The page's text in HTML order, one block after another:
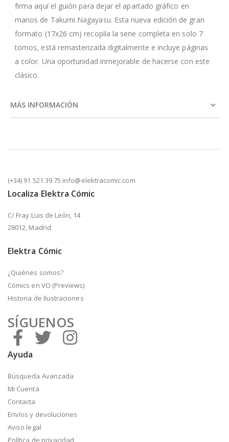
firma aquí el guión para dejar el apartado gráfico en
manos de Takumi Nagayasu. Esta nueva edición de gran
formato (17x26 cm) recopila la serie completa en solo 7
tomos, está remasterizada digitalmente e incluye páginas
a color. Una oportunidad inmejorable de hacerse con este
clásico.
MÁS INFORMACIÓN
(+34) 91 521 39 75 info@elektracomic.com
Localiza Elektra Cómic
C/ Fray Luis de León, 14
28012, Madrid
Elektra Cómic
¿Quiénes somos?
Cómics en VO (Previews)
Historia de Ilustraciones
SÍGUENOS
Ayuda
Búsqueda Avanzada
Mi Cuenta
Contacta
Envíos y devoluciones
Aviso legal
Política de privacidad